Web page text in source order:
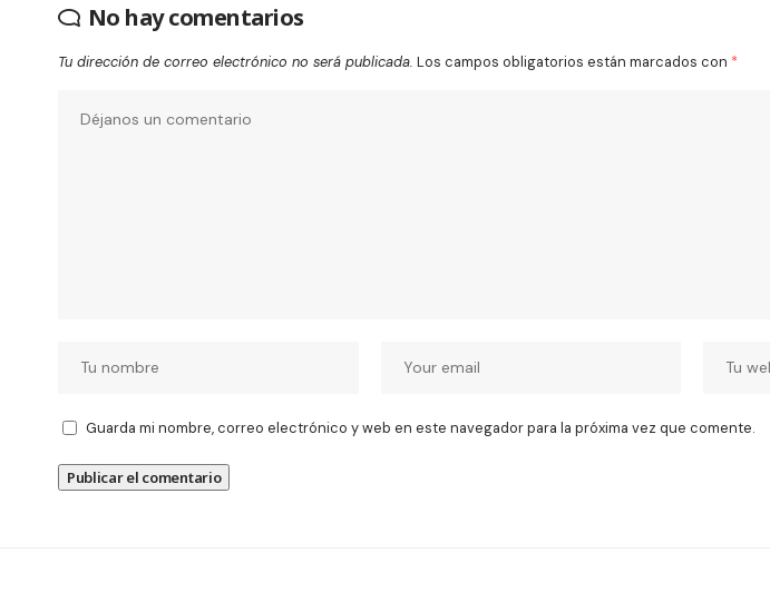
No hay comentarios
Tu dirección de correo electrónico no será publicada. Los campos obligatorios están marcados con *
Guarda mi nombre, correo electrónico y web en este navegador para la próxima vez que comente.